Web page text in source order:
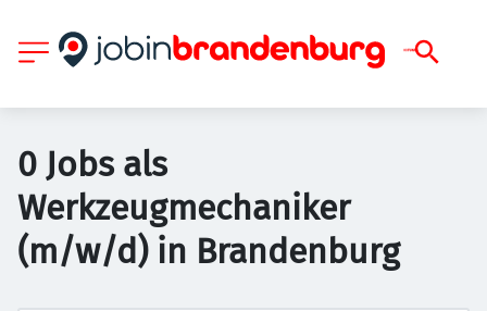
0 Jobs als
Werkzeugmechaniker
(m/w/d) in Brandenburg